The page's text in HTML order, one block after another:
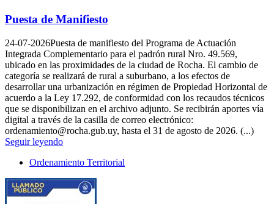
Puesta de Manifiesto
24-07-2026Puesta de manifiesto del Programa de Actuación
Integrada Complementario para el padrón rural Nro. 49.569,
ubicado en las proximidades de la ciudad de Rocha. El cambio de
categoría se realizará de rural a suburbano, a los efectos de
desarrollar una urbanización en régimen de Propiedad Horizontal de
acuerdo a la Ley 17.292, de conformidad con los recaudos técnicos
que se disponibilizan en el archivo adjunto. Se recibirán aportes vía
digital a través de la casilla de correo electrónico:
ordenamiento@rocha.gub.uy, hasta el 31 de agosto de 2026. (...)
Seguir leyendo
Ordenamiento Territorial